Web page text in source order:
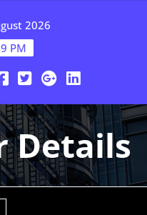
2026
PM
Details